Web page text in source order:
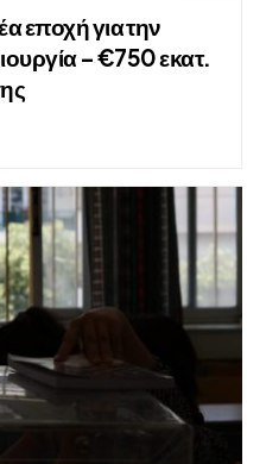
για την
– €750 εκατ.